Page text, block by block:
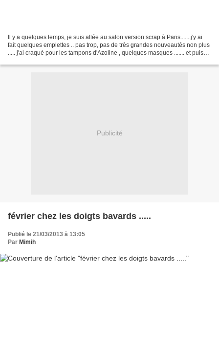
Il y a quelques temps, je suis allée au salon version scrap à Paris.......j'y ai
fait quelques emplettes .. pas trop, pas de très grandes nouveautés non plus
..... j'ai craqué pour les tampons d'Azoline , quelques masques ....... et puis
Publicité
février chez les doigts bavards .....
Publié le 21/03/2013 à 13:05
Par Mimih